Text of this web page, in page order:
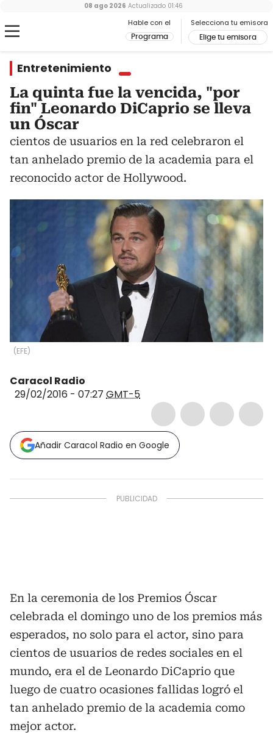
Hable con el
Programa
Selecciona tu emisora
Elige tu emisora
08 ago 2026 Actualizado 01:46
Entretenimiento
La quinta fue la vencida, "por
fin" Leonardo DiCaprio se lleva
un Óscar
cientos de usuarios en la red celebraron el
tan anhelado premio de la academia para el
reconocido actor de Hollywood.
(EFE)
Caracol Radio
29/02/2016 - 07:27 GMT-5
Añadir Caracol Radio en Google
En la ceremonia de los Premios Óscar
celebrada el domingo uno de los premios más
esperados, no solo para el actor, sino para
cientos de usuarios de redes sociales en el
mundo, era el de Leonardo DiCaprio que
luego de cuatro ocasiones fallidas logró el
tan anhelado premio de la academia como
mejor actor.